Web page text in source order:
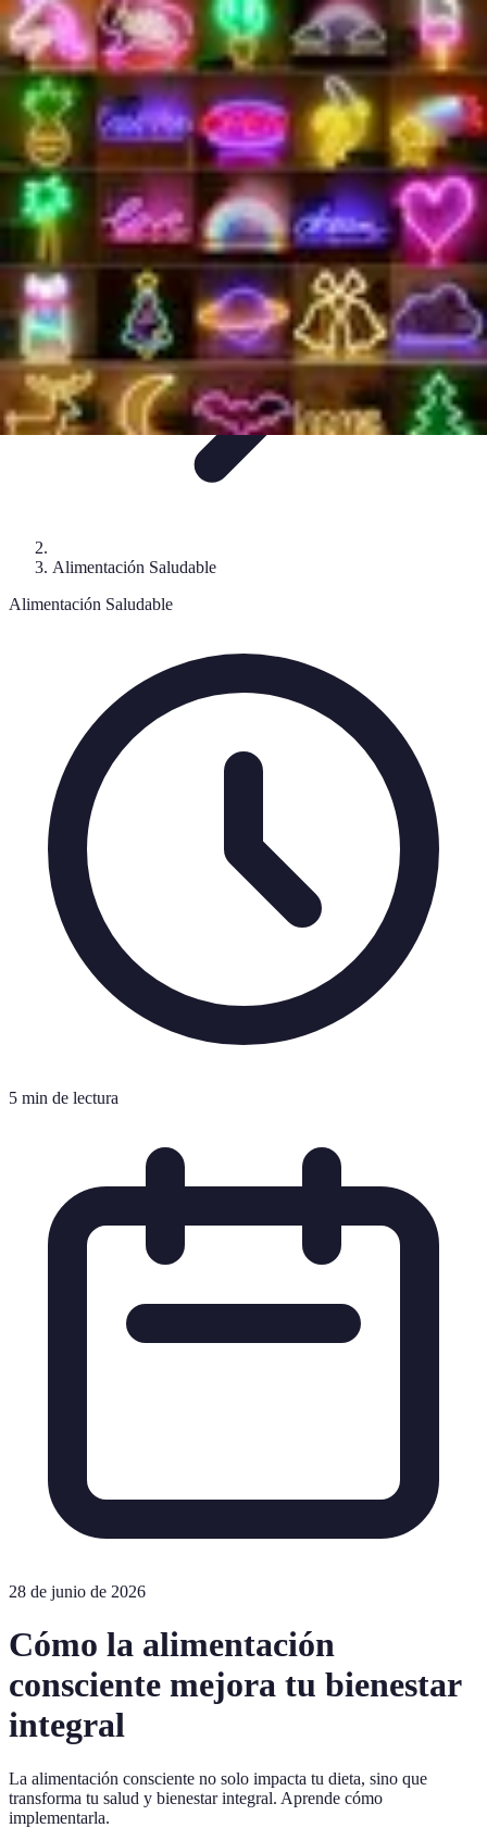
Vitalidad Sana
Ejercicio y SaludSalud MentalSalud y BienestarNutrición
Bienestar
y Vitalidad
Vitalidad Sana
Alimentación Saludable
Alimentación Saludable
5 min de lectura
28 de junio de 2026
Cómo la alimentación
consciente mejora tu bienestar
integral
La alimentación consciente no solo impacta tu dieta, sino que
transforma tu salud y bienestar integral. Aprende cómo
implementarla.